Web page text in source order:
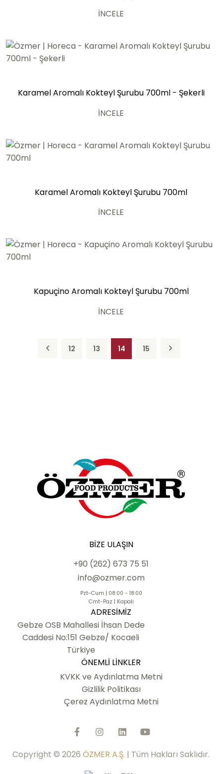
İNCELE
Karamel Aromalı Kokteyl Şurubu 700ml - Şekerli
İNCELE
Karamel Aromalı Kokteyl Şurubu 700ml
İNCELE
Kapuçino Aromalı Kokteyl Şurubu 700ml
İNCELE
12 13 14 15
BIZE ULAŞIN
+90 (262) 673 75 51
info@ozmer.com
Pzt-Cum | 08:00 - 18:00
Cmt-Paz | Kapalı
ADRESIMIZ
Gebze OSB Mahallesi İhsan Dede
Caddesi No:151 Gebze/ Kocaeli
Türkiye
ÖNEMLI LINKLER
KVKK ve Aydınlatma Metni
Gizlilik Politikası
Çerez Aydınlatma Metni
Copyright © 2026 ÖZMER A.Ş. | Tüm Hakları Saklıdır.